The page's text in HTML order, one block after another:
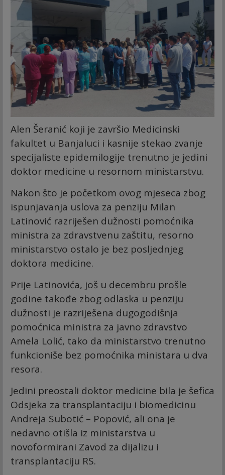
Alen Šeranić koji je završio Medicinski
fakultet u Banjaluci i kasnije stekao zvanje
specijaliste epidemilogije trenutno je jedini
doktor medicine u resornom ministarstvu.
Nakon što je početkom ovog mjeseca zbog
ispunjavanja uslova za penziju Milan
Latinović razriješen dužnosti pomoćnika
ministra za zdravstvenu zaštitu, resorno
ministarstvo ostalo je bez posljednjeg
doktora medicine.
Prije Latinovića, još u decembru prošle
godine takođe zbog odlaska u penziju
dužnosti je razriješena dugogodišnja
pomoćnica ministra za javno zdravstvo
Amela Lolić, tako da ministarstvo trenutno
funkcioniše bez pomoćnika ministara u dva
resora.
Jedini preostali doktor medicine bila je šefica
Odsjeka za transplantaciju i biomedicinu
Andreja Subotić – Popović, ali ona je
nedavno otišla iz ministarstva u
novoformirani Zavod za dijalizu i
transplantaciju RS.